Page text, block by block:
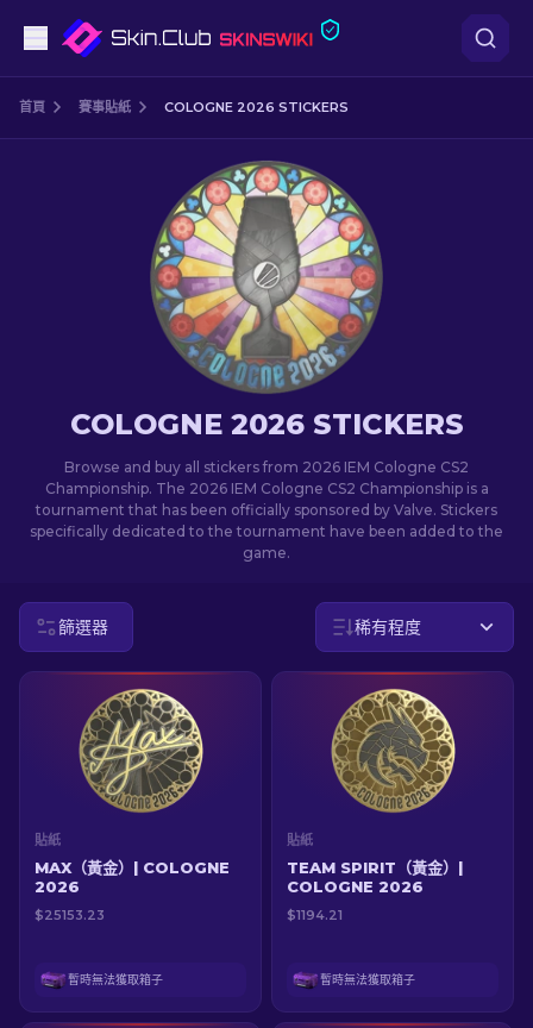
手槍
其他
首頁 賽事貼紙 COLOGNE 2026 STICKERS
COLOGNE 2026 STICKERS
Browse and buy all stickers from 2026 IEM Cologne CS2
Championship. The 2026 IEM Cologne CS2 Championship is a
tournament that has been officially sponsored by Valve. Stickers
specifically dedicated to the tournament have been added to the
game.
篩選器 稀有程度
貼紙
MAX（黃金）| COLOGNE
2026
$25153.23
暫時無法獲取箱子
貼紙
TEAM SPIRIT（黃金）|
COLOGNE 2026
$1194.21
暫時無法獲取箱子